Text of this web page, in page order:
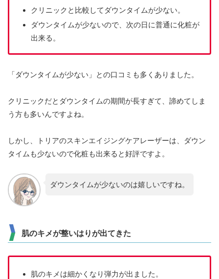
クリニックと比較してダウンタイムが少ない。
ダウンタイムが少ないので、次の日に普通に化粧が
出来る。
「ダウンタイムが少ない」との口コミも多くありました。
クリニックだとダウンタイムの期間が長すぎて、諦めてしま
う方も多いんですよね。
しかし、トリアのスキンエイジングケアレーザーは、ダウン
タイムも少ないので化粧も出来ると好評ですよ。
ダウンタイムが少ないのは嬉しいですね。
肌のキメが整いはりが出てきた
肌のキメは細かくなり弾力が出ました。